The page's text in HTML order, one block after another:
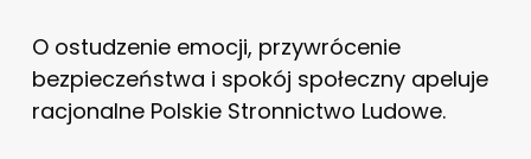
O ostudzenie emocji, przywrócenie
bezpieczeństwa i spokój społeczny apeluje
racjonalne Polskie Stronnictwo Ludowe.